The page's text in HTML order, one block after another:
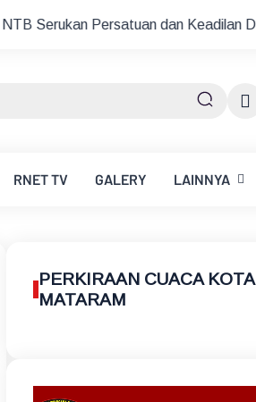
dan Keadilan Dalam Berdemokrasi
RNETTV GALERY LAINNYA
PERKIRAAN CUACA KOTA
MATARAM